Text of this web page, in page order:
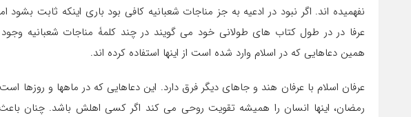
نفهمیده اند. اگر نبود در ادعیه به جز مناجات شعبانیه کافی بود باری اینکه ثابت
عرفا در در طول کتاب های طولانی خود می گویند در چند کلمۀ مناجات شعبانیه وجود
همین دعاهایی که در اسلام وارد شده است از اینها استفاده کرده اند.
عرفان اسلام با عرفان هند و جاهای دیگر فرق دارد. این دعاهایی که در ماهها و
رمضان، اینها انسان را همیشه تقویت روحی می کند اگر کسی اهلش باشد. چنان